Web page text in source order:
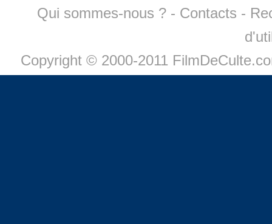
Qui sommes-nous ? - Contacts -
Copyright © 2000-2011